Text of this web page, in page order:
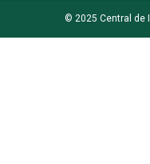
© 2025 Central de